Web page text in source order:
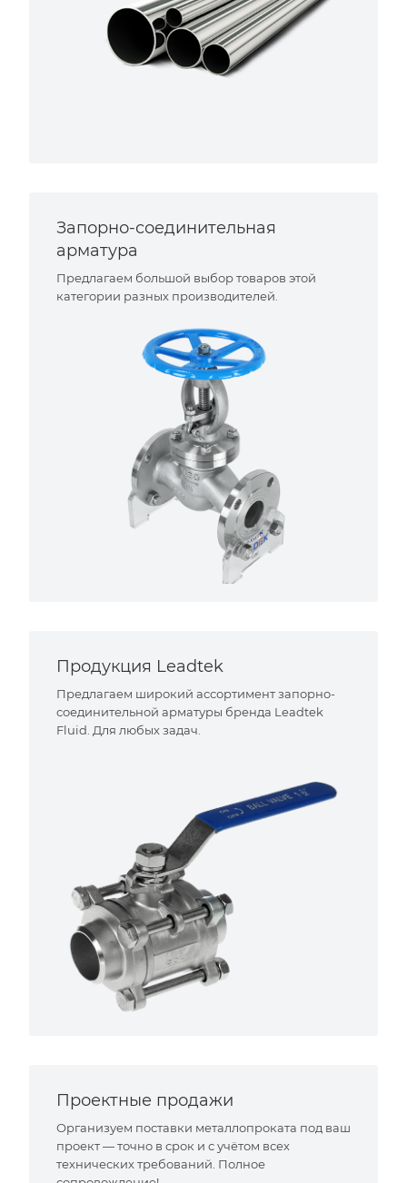
Запорно-соединительная
арматура
Предлагаем большой выбор товаров этой
категории разных производителей.
Продукция Leadtek
Предлагаем широкий ассортимент запорно-
соединительной арматуры бренда Leadtek
Fluid. Для любых задач.
Проектные продажи
Организуем поставки металлопроката под ваш
проект — точно в срок и с учётом всех
технических требований. Полное